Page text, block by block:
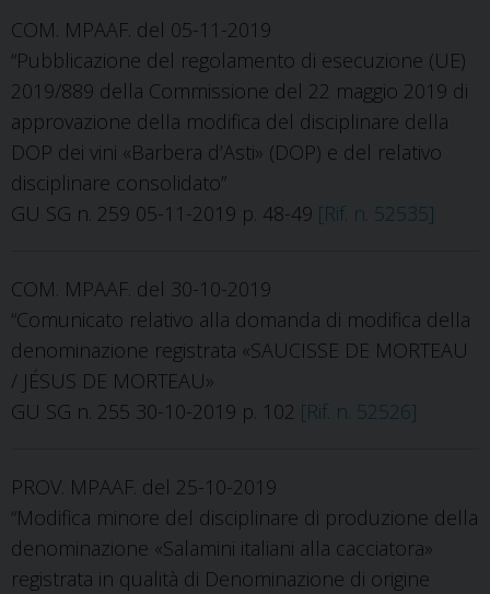
COM. MPAAF. del 05-11-2019
“Pubblicazione del regolamento di esecuzione (UE)
2019/889 della Commissione del 22 maggio 2019 di
approvazione della modifica del disciplinare della
DOP dei vini «Barbera d’Asti» (DOP) e del relativo
disciplinare consolidato”
GU SG n. 259 05-11-2019 p. 48-49 [Rif. n. 52535]
COM. MPAAF. del 30-10-2019
“Comunicato relativo alla domanda di modifica della
denominazione registrata «SAUCISSE DE MORTEAU
/ JÉSUS DE MORTEAU»
GU SG n. 255 30-10-2019 p. 102 [Rif. n. 52526]
PROV. MPAAF. del 25-10-2019
“Modifica minore del disciplinare di produzione della
denominazione «Salamini italiani alla cacciatora»
registrata in qualità di Denominazione di origine